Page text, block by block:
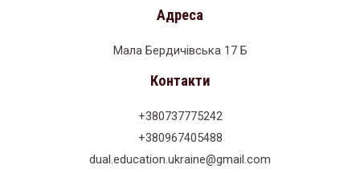
Адреса
Мала Бердичівська 17 Б
Контакти
+380737775242
+380967405488
dual.education.ukraine@gmail.com